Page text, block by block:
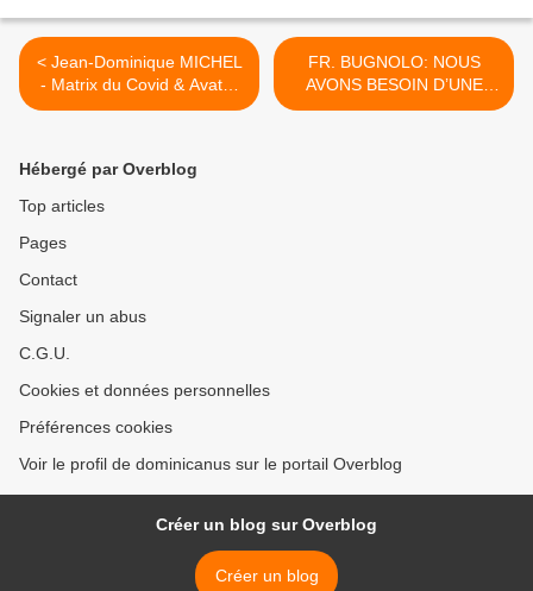
< Jean-Dominique MICHEL
- Matrix du Covid & Avatar
de la réalité
FR. BUGNOLO: NOUS
AVONS BESOIN D’UNE
VRAIE SYNODALITÉ
Hébergé par Overblog
Top articles
Pages
Contact
Signaler un abus
C.G.U.
Cookies et données personnelles
Préférences cookies
Voir le profil de dominicanus sur le portail Overblog
Créer un blog sur Overblog
Créer un blog